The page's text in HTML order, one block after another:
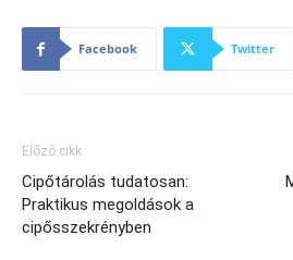
Facebook Twitter
Előző cikk
Cipőtárolás tudatosan:
Praktikus megoldások a
cipősszekrényben